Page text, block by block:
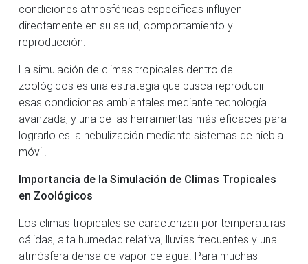
condiciones atmosféricas específicas influyen
directamente en su salud, comportamiento y
reproducción.
La simulación de climas tropicales dentro de
zoológicos es una estrategia que busca reproducir
esas condiciones ambientales mediante tecnología
avanzada, y una de las herramientas más eficaces para
lograrlo es la nebulización mediante sistemas de niebla
móvil.
Importancia de la Simulación de Climas Tropicales
en Zoológicos
Los climas tropicales se caracterizan por temperaturas
cálidas, alta humedad relativa, lluvias frecuentes y una
atmósfera densa de vapor de agua. Para muchas